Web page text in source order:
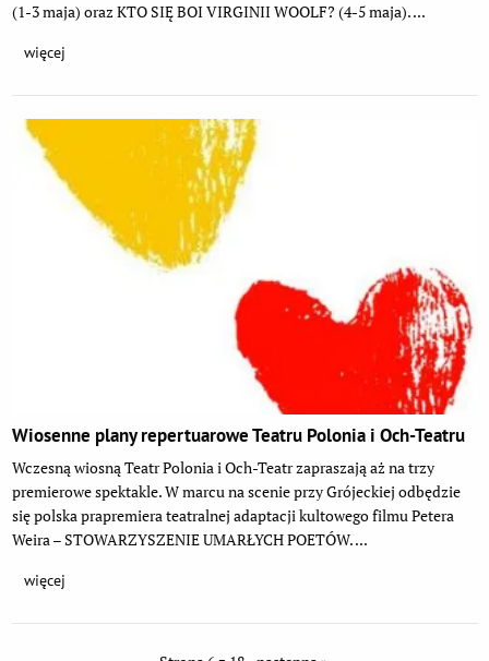
(1-3 maja) oraz KTO SIĘ BOI VIRGINII WOOLF? (4-5 maja). ...
więcej
Wiosenne plany repertuarowe Teatru Polonia i Och-Teatru
Wczesną wiosną Teatr Polonia i Och-Teatr zapraszają aż na trzy
premierowe spektakle. W marcu na scenie przy Grójeckiej odbędzie
się polska prapremiera teatralnej adaptacji kultowego filmu Petera
Weira – STOWARZYSZENIE UMARŁYCH POETÓW. ...
więcej